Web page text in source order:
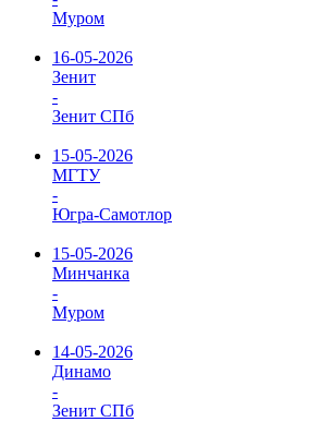
Муром
16-05-2026
Зенит
-
Зенит СПб
15-05-2026
МГТУ
-
Югра-Самотлор
15-05-2026
Минчанка
-
Муром
14-05-2026
Динамо
-
Зенит СПб